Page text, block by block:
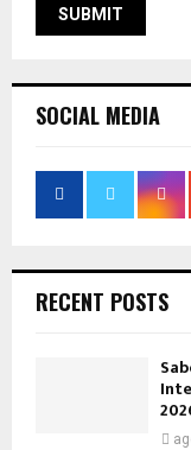
SOCIAL MEDIA
RECENT POSTS